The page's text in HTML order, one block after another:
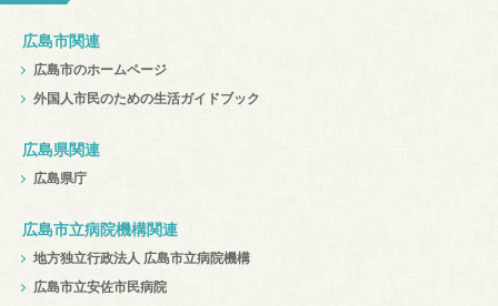
広島市関連
広島市のホームページ
外国人市民のための生活ガイドブック
広島県関連
広島県庁
広島市立病院機構関連
地方独立行政法人 広島市立病院機構
広島市立安佐市民病院